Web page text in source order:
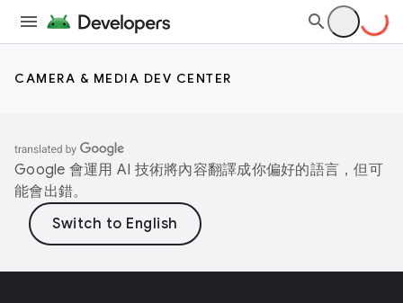
CAMERA & MEDIA DEV CENTER
Google 會運用 AI 技術將內容翻譯成你偏好的語言，但可
能會出錯。